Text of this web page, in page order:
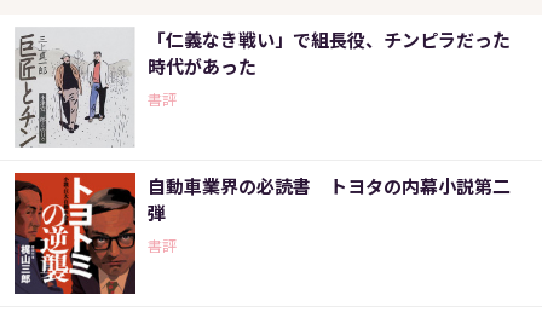
「仁義なき戦い」で組長役、チンピラだった
時代があった
書評
自動車業界の必読書 トヨタの内幕小説第二
弾
書評